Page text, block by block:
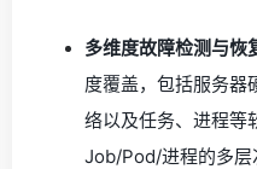
多维度故障检测与恢
度覆盖，包括服务器
络以及任务、进程等
Job/Pod/进程的多层